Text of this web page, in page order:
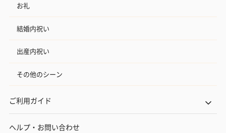
お礼
結婚内祝い
出産内祝い
その他のシーン
ご利用ガイド
ヘルプ・お問い合わせ